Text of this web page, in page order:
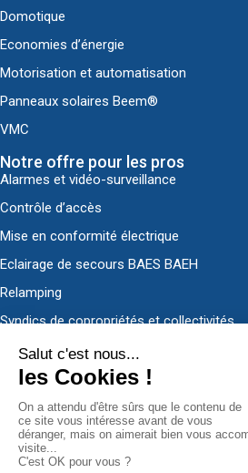
Domotique
Economies d’énergie
Motorisation et automatisation
Panneaux solaires Beem®
VMC
Notre offre pour les pros
Alarmes et vidéo-surveillance
Contrôle d’accès
Mise en conformité électrique
Eclairage de secours BAES BAEH
Relamping
Syndics de copropriétés et collectivités
Découvrir ADS-EL
Qui sommes-nous ?
Nous contacter
Demander un devis
Politique de confidentialité